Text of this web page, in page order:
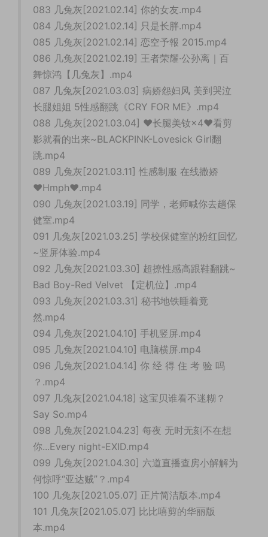
083 几兔灰[2021.02.14] 你的女友.mp4
084 几兔灰[2021.02.14] 只是长胖.mp4
085 几兔灰[2021.02.14] 恋空予報 2015.mp4
086 几兔灰[2021.02.19] 王者荣耀·公孙离｜百
舞惊鸿【几兔灰】.mp4
087 几兔灰[2021.03.03] 病娇怨妇风 美到哭泣
长腿姐姐 5性感翻跳《CRY FOR ME》.mp4
088 几兔灰[2021.03.04] ♥长腿美钕×4♥看剪
影就看的出来~BLACKPINK-Lovesick Girl翻
跳.mp4
089 几兔灰[2021.03.11] 性感制服 在线撒娇
♥Hmph♥.mp4
090 几兔灰[2021.03.19] 同学，老师喊你去趟保
健室.mp4
091 几兔灰[2021.03.25] 学校保健室的粉红回忆
~竖屏体验.mp4
092 几兔灰[2021.03.30] 超撩性感高跟鞋翻跳~
Bad Boy-Red Velvet 【定机位】.mp4
093 几兔灰[2021.03.31] 秘书地铁睡着竟
然.mp4
094 几兔灰[2021.04.10] 手机竖屏.mp4
095 几兔灰[2021.04.10] 电脑横屏.mp4
096 几兔灰[2021.04.14] 你 经 得 住 考 验 吗
？.mp4
097 几兔灰[2021.04.18] 这宝贝谁看不迷糊？
Say So.mp4
098 几兔灰[2021.04.23] 每夜 无时无刻不在想
你...Every night-EXID.mp4
099 几兔灰[2021.04.30] 六道直播查房小解解为
何惊呼“亚达贼”？.mp4
100 几兔灰[2021.05.07] 正片简洁版本.mp4
101 几兔灰[2021.05.07] 比比嘻剪的华丽版
本.mp4